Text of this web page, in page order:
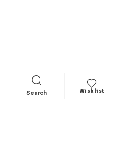
Search Wishlist